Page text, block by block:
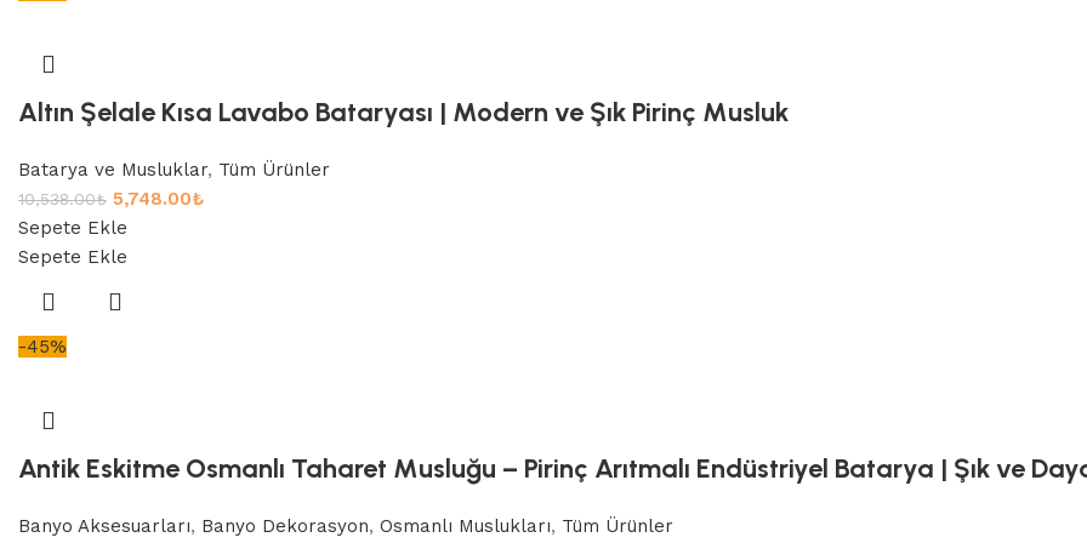
Altın Şelale Kısa Lavabo Bataryası | Modern ve Şık Pirinç Musluk
Batarya ve Musluklar, Tüm Ürünler
10,538.00₺ 5,748.00₺
Sepete Ekle
Sepete Ekle
-45%
Antik Eskitme Osmanlı Taharet Musluğu – Pirinç Arıtmalı Endüstriyel Batarya | Şık ve
Banyo Aksesuarları, Banyo Dekorasyon, Osmanlı Muslukları, Tüm Ürünler